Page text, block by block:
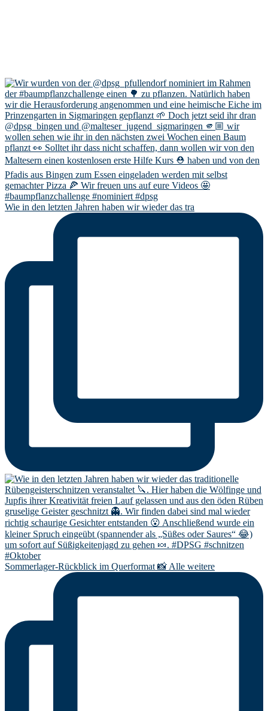
Wie in den letzten Jahren haben wir wieder das tra
Sommerlager-Rückblick im Querformat 📸 Alle weitere